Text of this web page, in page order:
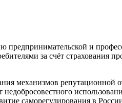
и
за счёт страхования
механизмов репутационной
саморегулирования в